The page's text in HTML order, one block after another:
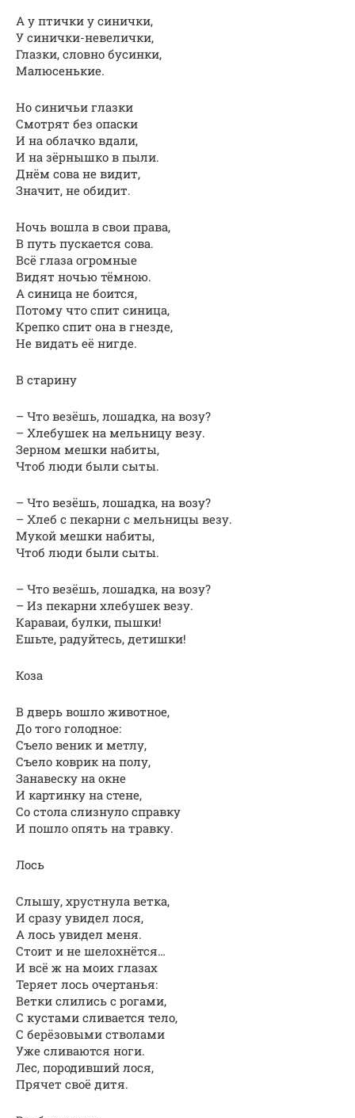
А у птички у синички,
У синички-невелички,
Глазки, словно бусинки,
Малюсенькие.
Но синичьи глазки
Смотрят без опаски
И на облачко вдали,
И на зёрнышко в пыли.
Днём сова не видит,
Значит, не обидит.
Ночь вошла в свои права,
В путь пускается сова.
Всё глаза огромные
Видят ночью тёмною.
А синица не боится,
Потому что спит синица,
Крепко спит она в гнезде,
Не видать её нигде.
В старину
– Что везёшь, лошадка, на возу?
– Хлебушек на мельницу везу.
Зерном мешки набиты,
Чтоб люди были сыты.
– Что везёшь, лошадка, на возу?
– Хлеб с пекарни с мельницы везу.
Мукой мешки набиты,
Чтоб люди были сыты.
– Что везёшь, лошадка, на возу?
– Из пекарни хлебушек везу.
Караваи, булки, пышки!
Ешьте, радуйтесь, детишки!
Коза
В дверь вошло животное,
До того голодное:
Съело веник и метлу,
Съело коврик на полу,
Занавеску на окне
И картинку на стене,
Со стола слизнуло справку
И пошло опять на травку.
Лось
Слышу, хрустнула ветка,
И сразу увидел лося,
А лось увидел меня.
Стоит и не шелохнётся…
И всё ж на моих глазах
Теряет лось очертанья:
Ветки слились с рогами,
С кустами сливается тело,
С берёзовыми стволами
Уже сливаются ноги.
Лес, породивший лося,
Прячет своё дитя.